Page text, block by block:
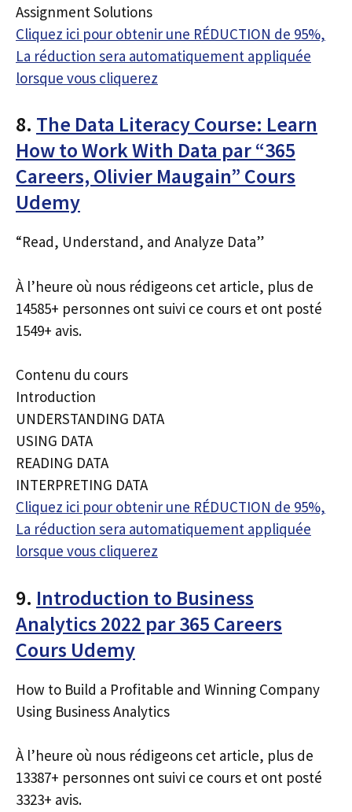
Assignment Solutions
Cliquez ici pour obtenir une RÉDUCTION de 95%,
La réduction sera automatiquement appliquée
lorsque vous cliquerez
8. The Data Literacy Course: Learn
How to Work With Data par “365
Careers, Olivier Maugain” Cours
Udemy
“Read, Understand, and Analyze Data”
À l’heure où nous rédigeons cet article, plus de
14585+ personnes ont suivi ce cours et ont posté
1549+ avis.
Contenu du cours
Introduction
UNDERSTANDING DATA
USING DATA
READING DATA
INTERPRETING DATA
Cliquez ici pour obtenir une RÉDUCTION de 95%,
La réduction sera automatiquement appliquée
lorsque vous cliquerez
9. Introduction to Business
Analytics 2022 par 365 Careers
Cours Udemy
How to Build a Profitable and Winning Company
Using Business Analytics
À l’heure où nous rédigeons cet article, plus de
13387+ personnes ont suivi ce cours et ont posté
3323+ avis.